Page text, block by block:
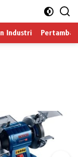
Industri